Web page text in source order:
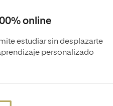
online
estudiar sin desplazarte
personalizado